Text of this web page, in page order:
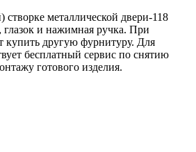
металлической двери-118
глазок и нажимная ручка. При
купить другую фурнитуру. Для
бесплатный сервис по снятию
готового изделия.